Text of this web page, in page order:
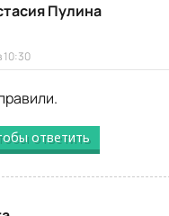
Пулина
10:30
ответить